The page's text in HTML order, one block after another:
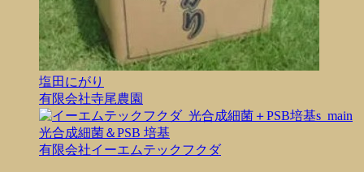
塩田にがり
有限会社寺尾農園
光合成細菌＆PSB 培基
有限会社イーエムテックフクダ